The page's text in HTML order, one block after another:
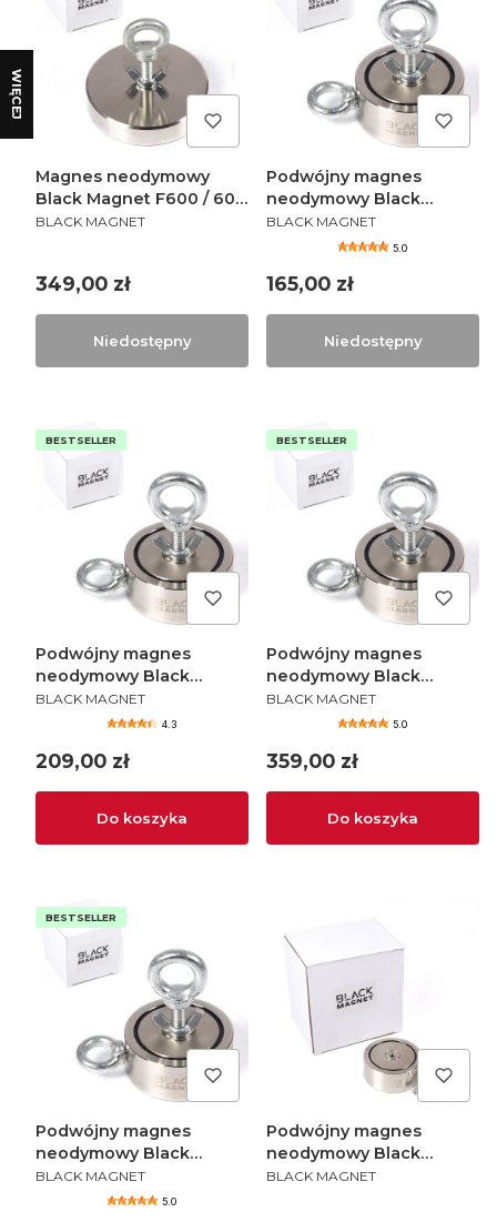
WIĘCEJ
Magnes neodymowy
Black Magnet F600 / 600
kg
PRODUCENT
BLACK MAGNET
Cena
349,00 zł
Niedostępny
Podwójny magnes
neodymowy Black
Magnet F120X2 / 2x120 kg
PRODUCENT
BLACK MAGNET
5.0
Cena
165,00 zł
Niedostępny
BESTSELLER
Podwójny magnes
neodymowy Black
Magnet F200X2 / 2x200
PRODUCENT
BLACK MAGNET
4.3
Cena
209,00 zł
Do koszyka
BESTSELLER
Podwójny magnes
neodymowy Black
Magnet F300X2 / 2x300
PRODUCENT
BLACK MAGNET
5.0
Cena
359,00 zł
Do koszyka
BESTSELLER
Podwójny magnes
neodymowy Black
Magnet F400X2 / 2x400
PRODUCENT
BLACK MAGNET
5.0
Podwójny magnes
neodymowy Black
Magnet F600X2 / 2x600
PRODUCENT
BLACK MAGNET